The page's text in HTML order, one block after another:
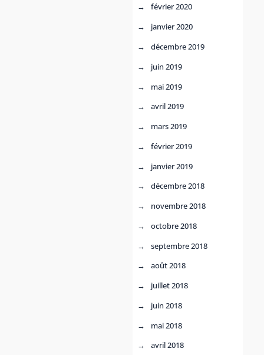
février 2020
janvier 2020
décembre 2019
juin 2019
mai 2019
avril 2019
mars 2019
février 2019
janvier 2019
décembre 2018
novembre 2018
octobre 2018
septembre 2018
août 2018
juillet 2018
juin 2018
mai 2018
avril 2018